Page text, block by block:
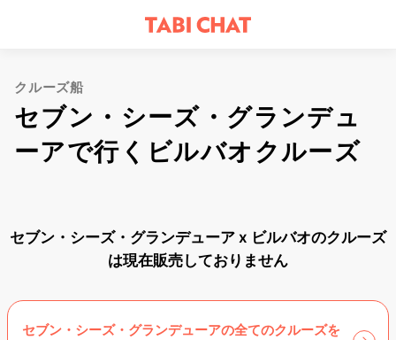
クルーズ船
セブン・シーズ・グランデュ
ーアで行くビルバオクルーズ
セブン・シーズ・グランデューア x ビルバオのクルーズ
は現在販売しておりません
セブン・シーズ・グランデューアの全てのクルーズを